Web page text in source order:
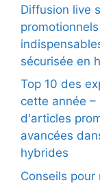
Diffusion live
promotionnels
sécurisée en
Top 10 des
cette année
d'articles
avancées
hybrides
Conseils pour